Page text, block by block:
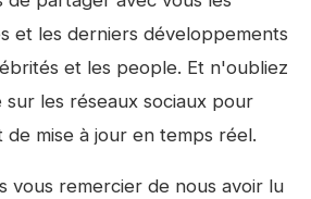
et les derniers développements
et les people. Et n'oubliez
sur les réseaux sociaux pour
mise à jour en temps réel.
vous remercier de nous avoir lu